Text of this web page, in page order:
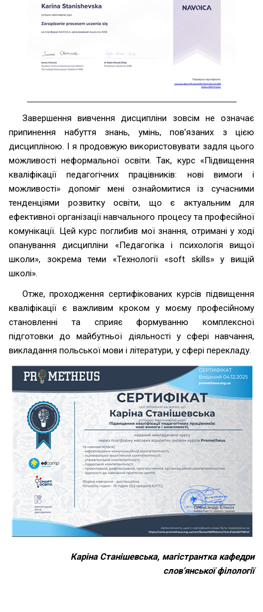
Завершення вивчення дисципліни зовсім не означає
припинення набуття знань, умінь, пов’язаних з цією
дисципліною. І я продовжую використовувати задля цього
можливості неформальної освіти. Так, курс «Підвищення
кваліфікації педагогічних працівників: нові вимоги і
можливості» допоміг мені ознайомитися із сучасними
тенденціями розвитку освіти, що є актуальним для
ефективної організації навчального процесу та професійної
комунікації. Цей курс поглибив мої знання, отримані у ході
опанування дисципліни «Педагогіка і психологія вищої
школи», зокрема теми «Технології «soft skills» у вищій
школі».
Отже, проходження сертифікованих курсів підвищення
кваліфікації є важливим кроком у моєму професійному
становленні та сприяє формуванню комплексної
підготовки до майбутньої діяльності у сфері навчання,
викладання польської мови і літератури, у сфері перекладу.
Каріна Станішевська, магістрантка кафедри
слов’янської філології